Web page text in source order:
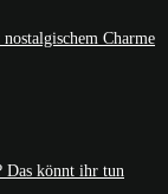
Charme
Das könnt ihr tun